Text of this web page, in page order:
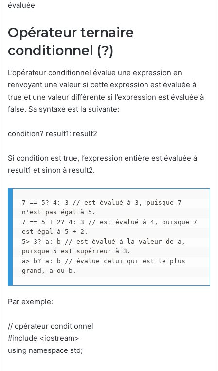
évaluée.
Opérateur ternaire
conditionnel (?)
L’opérateur conditionnel évalue une expression en
renvoyant une valeur si cette expression est évaluée à
true et une valeur différente si l’expression est évaluée à
false. Sa syntaxe est la suivante:
condition? result1: result2
Si condition est true, l’expression entière est évaluée à
result1 et sinon à result2.
7 == 5? 4: 3 // est évalué à 3, puisque 7
n'est pas égal à 5.
7 == 5 + 2? 4: 3 // est évalué à 4, puisque 7
est égal à 5 ​​+ 2.
5> 3? a: b // est évalué à la valeur de a,
puisque 5 est supérieur à 3.
a> b? a: b // évalue celui qui est le plus
grand, a ou b.
Par exemple:
// opérateur conditionnel
#include <iostream>
using namespace std;